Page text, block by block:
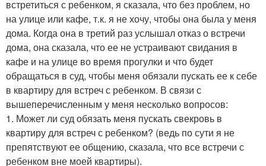
встретиться с ребенком, я сказала, что без проблем, но
на улице или кафе, т.к. я не хочу, чтобы она была у меня
дома. Когда она в третий раз услышал отказ о встречи
дома, она сказала, что ее не устраивают свидания в
кафе и на улице во время прогулки и что будет
обращаться в суд, чтобы меня обязали пускать ее к себе
в квартиру для встреч с ребенком. В связи с
вышеперечисленным у меня несколько вопросов:
1. Может ли суд обязать меня пускать свекровь в
квартиру для встреч с ребенком? (ведь по сути я не
препятствуют ее общению, сказала, что все встречи с
ребенком вне моей квартиры).